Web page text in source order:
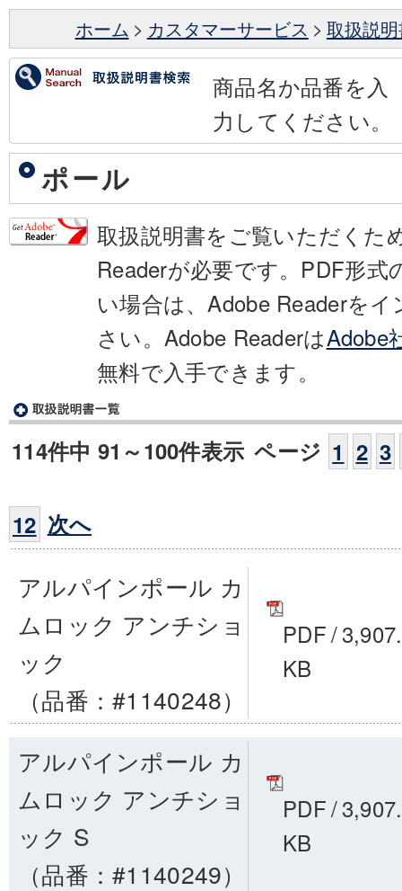
ホーム > カスタマーサービス > 取扱説
商品名か品番を入
力してください。
ポール
取扱説明書をご覧いただくた
Readerが必要です。PDF形
い場合は、Adobe Readerを
さい。Adobe ReaderはAdobe
無料で入手できます。
114件中 91～100件表示 ページ 1 2 3
12 次へ
アルパインポール カ
ムロック アンチショ
ック
（品番：#1140248）
PDF/
KB
アルパインポール カ
ムロック アンチショ
ック S
（品番：#1140249）
PDF/
KB